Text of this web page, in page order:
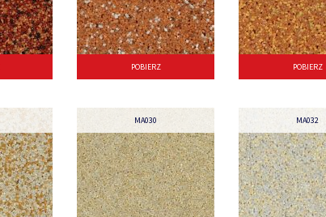
POBIERZ POBIERZ
MA030 MA032